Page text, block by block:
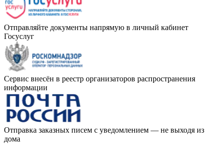
Отправляйте документы напрямую в личный кабинет
Госуслуг
Сервис внесён в реестр организаторов распространения
информации
Отправка заказных писем с уведомлением — не выходя из
дома